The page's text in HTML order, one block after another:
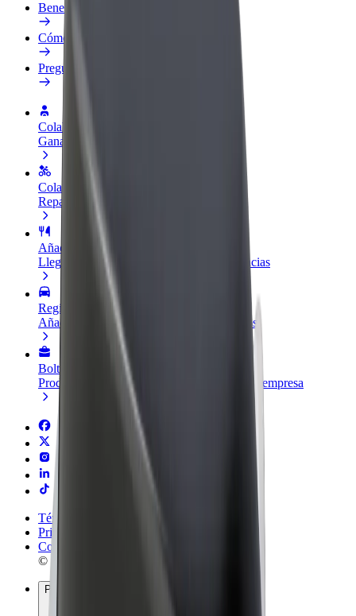
Beneficios
Cómo unirse
Preguntas frecuentes
Colaborar como conductor
Gana dinero colaborando con Bolt
Colaborar como repartidor
Repartí comida y cobrá todas las semanas
Añadir un restaurante o tienda
Llegá a más clientes y maximizá tus ganancias
Registrarse como propietario de flota
Añadí tu flota a Bolt y potenciá tus ingresos
Bolt para empresas
Productos y servicios de Bolt adaptados a tu empresa
Términos y Condiciones
Privacidad
Cookies
© 2026 Bolt Technology OÜ
Productos